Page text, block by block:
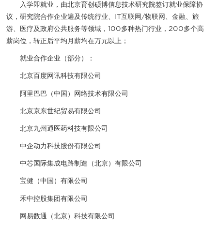
入学即就业，由北京育创硕博信息技术研究院签订就业保障协
议，研究院合作企业遍及传统行业、IT互联网/物联网、金融、旅
游、医疗及政府公共服务等领域，100多种热门行业，200多个高
薪岗位，转正后平均月薪均在万元以上；
就业合作企业（部分）：
北京百度网讯科技有限公司
阿里巴巴（中国）网络技术有限公司
北京京东世纪贸易有限公司
北京九州通医药科技有限公司
中企动力科技股份有限公司
中芯国际集成电路制造（北京）有限公司
宝健（中国）有限公司
禾中控股集团有限公司
网易数通（北京）科技有限公司